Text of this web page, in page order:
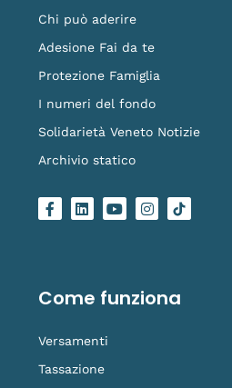
Chi può aderire
Adesione Fai da te
Protezione Famiglia
I numeri del fondo
Solidarietà Veneto Notizie
Archivio statico
F
a
o
k
L
i
i
n
Y
o
e
I
n
r
a
L
o
i
k
Come funziona
Versamenti
Tassazione